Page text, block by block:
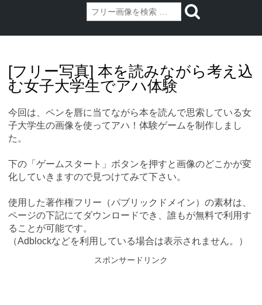
content[フリー写真] 本を読みながら考え込
む女子大学生でアハ体験
今回は、ペンを唇に当てながら本を読んで思索している女
子大学生の画像を使ってアハ！体験ゲームを制作しまし
た。
下の「ゲームスタート」ボタンを押すと画像のどこかが変
化していきますので見つけてみて下さい。
使用した著作権フリー（パブリックドメイン）の素材は、
ページの下記にてダウンロードでき、誰もが無料で利用す
ることが可能です。
（Adblockなどを利用している場合は表示されません。）
スポンサードリンク